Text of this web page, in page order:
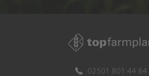
02501 801 44 84